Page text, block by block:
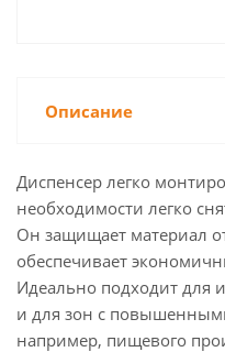
Описание
Диспенсер легко
необходимости легко
Он защищает материал
обеспечивает
Идеально подходит для
и для зон с
например, пищевого